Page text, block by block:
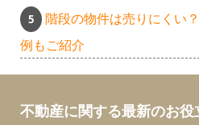
階段の物件は売りにくい
例もご紹介
不動産に関する最新のお役